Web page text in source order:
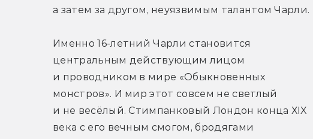
а затем за другом, неуязвимым талантом Чарли.
Именно 16-летний Чарли становится
центральным действующим лицом
и проводником в мире «Обыкновенных
монстров». И мир этот совсем не светлый
и не весёлый. Стимпанковый Лондон конца ХIX
века с его вечным смогом, бродягами